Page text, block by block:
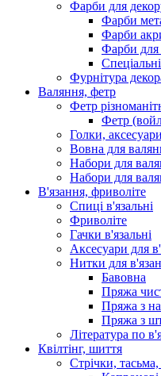
Фарби для
Фарби
Фарби
Фарби для
Фурнітура
Валяння, фетр
Фетр
Фетр
Голки,
Вовна для
Набори для
Набори для
В'язання, фриволіте
Спиці в'язальні
Фриволіте
Гачки в'язальні
Аксесуари для
Нитки для
Бавовна
Пряжа
Пряжа з
Пряжа з
Література по
Квілтінг, шиття
Стрічки,